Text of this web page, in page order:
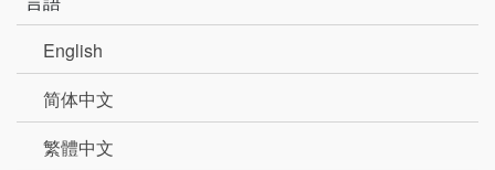
English
简体中文
繁體中文